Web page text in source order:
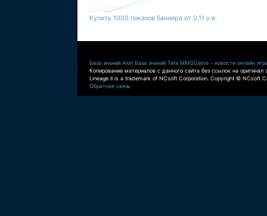
Купить 1000 показов баннера от 0,11 у.е.
База знаний Aion База знаний Tera MMOGame - новости онлайн
Копирование материалов с данного сайта без ссылок на оригинал
Lineage II is a trademark of NCsoft Corporation. Copyright © NCsoft
Обратная связь